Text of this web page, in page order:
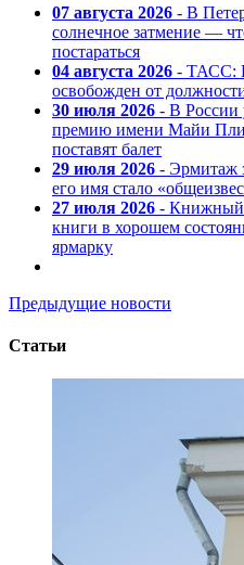
07 августа 2026 - В
солнечное затмение —
постараться
04 августа 2026 - ТАСС:
освобожден от
30 июля 2026 - В России
премию имени Майи
поставят балет
29 июля 2026 - Эрмитаж
его имя стало
27 июля 2026 - Книжный
книги в хорошем
ярмарку
Предыдущие новости
Статьи